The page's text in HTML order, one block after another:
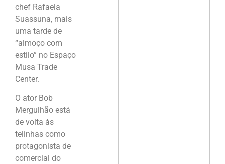
chef Rafaela
Suassuna, mais
uma tarde de
“almoço com
estilo” no Espaço
Musa Trade
Center.
O ator Bob
Mergulhão está
de volta às
telinhas como
protagonista de
comercial do